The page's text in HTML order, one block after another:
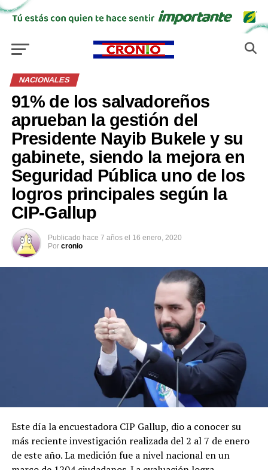
NACIONALES
91% de los salvadoreños
aprueban la gestión del
Presidente Nayib Bukele y su
gabinete, siendo la mejora en
Seguridad Pública uno de los
logros principales según la
CIP-Gallup
Publicado hace 7 años el 16 enero, 2020
Por cronio
Este día la encuestadora CIP Gallup, dio a conocer su
más reciente investigación realizada del 2 al 7 de enero
de este año. La medición fue a nivel nacional en un